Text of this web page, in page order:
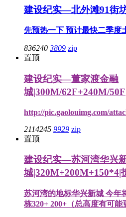
建设纪实—北外滩91街
先预热一下 预计最快二季度
836240 3809 zip
置顶
建设纪实—董家渡金融
城|300M/62F+240M/
http://pic.gaolouimg.com/
2114245 9929 zip
置顶
建设纪实—苏河湾华兴
城|320M+200M+150*4|
苏河湾的地标华兴新城 今年
栋320+ 200+（总高度有可